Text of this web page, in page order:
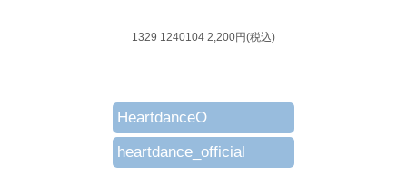
1329 1240104 2,200円(税込)
HeartdanceO
heartdance_official